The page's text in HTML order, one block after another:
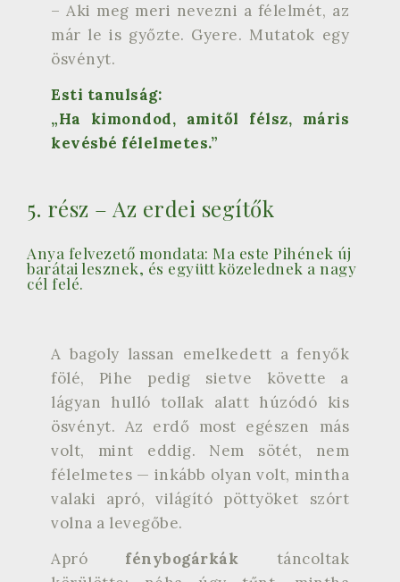
– Aki meg meri nevezni a félelmét, az
már le is győzte. Gyere. Mutatok egy
ösvényt.
Esti tanulság:
„Ha kimondod, amitől félsz, máris
kevésbé félelmetes.”
5. rész – Az erdei segítők
Anya felvezető mondata: Ma este Pihének új
barátai lesznek, és együtt közelednek a nagy
cél felé.
A bagoly lassan emelkedett a fenyők
fölé, Pihe pedig sietve követte a
lágyan hulló tollak alatt húzódó kis
ösvényt. Az erdő most egészen más
volt, mint eddig. Nem sötét, nem
félelmetes — inkább olyan volt, mintha
valaki apró, világító pöttyöket szórt
volna a levegőbe.
Apró fénybogárkák táncoltak